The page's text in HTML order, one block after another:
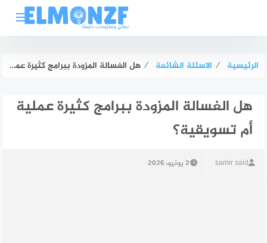
الرئيسية ⁄ الاسئلة الشائعة ⁄ هل الغسالة المزودة ببرامج كثيرة عملية أم تسويقية؟
هل الغسالة المزودة ببرامج كثيرة عملية
أم تسويقية؟
samir said 2 يونيو، 2026